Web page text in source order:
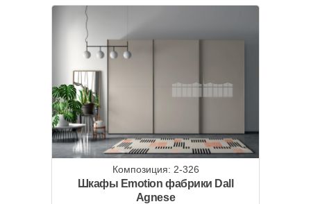
Композиция: 2-326
Шкафы Emotion фабрики Dall
Agnese